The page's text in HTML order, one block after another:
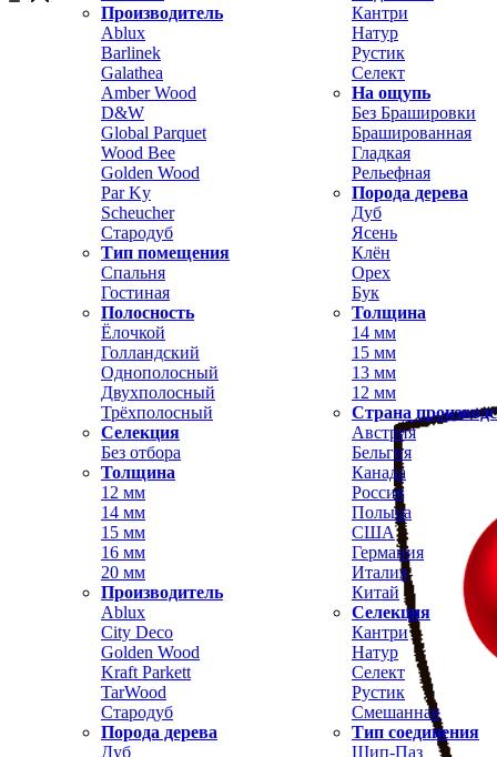
Производитель
Ablux
Barlinek
Galathea
Amber Wood
D&W
Global Parquet
Wood Bee
Golden Wood
Par Ky
Scheucher
Стародуб
Тип помещения
Спальня
Гостиная
Полосность
Ёлочкой
Голландский
Однополосный
Двухполосный
Трёхполосный
Селекция
Без отбора
Кантри
Натур
Рустик
Селект
На ощупь
Без Брашировки
Брашированная
Гладкая
Рельефная
Порода дерева
Дуб
Ясень
Клён
Орех
Бук
Толщина
14 мм
15 мм
13 мм
12 мм
Страна
Австрия
Бельгия
Толщина
12 мм
14 мм
15 мм
16 мм
20 мм
Производитель
Ablux
City Deco
Golden Wood
Kraft Parkett
TarWood
Стародуб
Порода дерева
Дуб
Канада
Россия
Польша
США
Германия
Италия
Китай
Селекция
Кантри
Натур
Селект
Рустик
Смешанная
Тип соединения
Шип-Паз